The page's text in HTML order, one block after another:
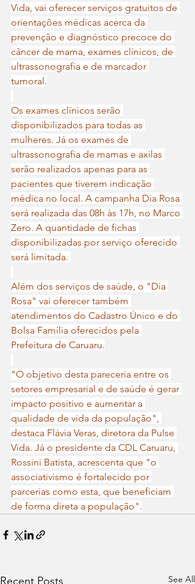
Vida, vai oferecer serviços gratuitos de
orientações médicas acerca da
prevenção e diagnóstico precoce do
câncer de mama, exames clínicos, de
ultrassonografia e de marcador
tumoral.
Os exames clínicos serão
disponibilizados para todas as
mulheres. Já os exames de
ultrassonografia de mamas e axilas
serão realizados apenas para as
pacientes que tiverem indicação
médica no local. A campanha Dia Rosa
será realizada das 08h às 17h, no Marco
Zero. A quantidade de fichas
disponibilizadas por serviço oferecido
será limitada.
Além dos serviços de saúde, o "Dia
Rosa" vai oferecer também
atendimentos do Cadastro Único e do
Bolsa Família oferecidos pela
Prefeitura de Caruaru.
"O objetivo desta pareceria entre os
setores empresarial e de saúde é gerar
impacto positivo e aumentar a
qualidade de vida da população",
destaca Flávia Veras, diretora da Pulse
Vida. Já o presidente da CDL Caruaru,
Rossini Batista, acrescenta que "o
associativismo é fortalecido por
parcerias como esta, que beneficiam
de forma direta a população".
Recent Posts See All